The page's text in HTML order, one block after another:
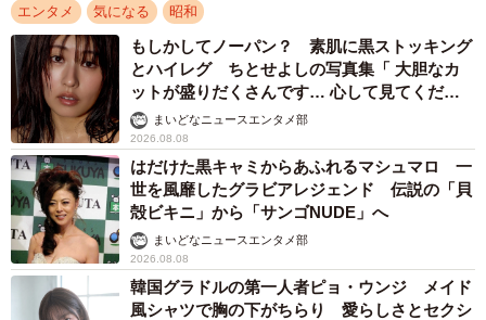
エンタメ 気になる 昭和
もしかしてノーパン？ 素肌に黒ストッキング
とハイレグ ちとせよしの写真集「 大胆なカ
ットが盛りだくさんです… 心して見てくださ
い」まいどなニュースエンタメ部
2026.08.08
はだけた黒キャミからあふれるマシュマロ 一
世を風靡したグラビアレジェンド 伝説の「貝
殻ビキニ」から「サンゴNUDE」へ
まいどなニュースエンタメ部
2026.08.08
韓国グラドルの第一人者ピョ・ウンジ メイド
風シャツで胸の下がちらり 愛らしさとセクシ